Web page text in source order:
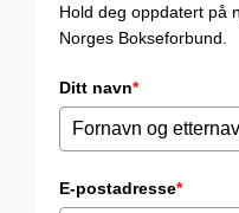
Hold deg oppdatert på
Norges Bokseforbund.
Ditt navn*
E-postadresse*